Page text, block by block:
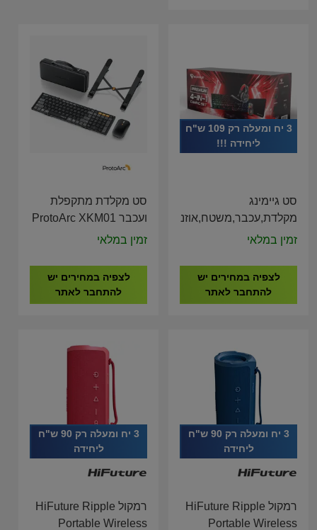
3 יח ומעלה רק 109 ש"ח
ליחידה !!!
סט גיימינג
מקלדת,עכבר,משטח,אוזניות
SCORPIUS 4 IN 1
זמין במלאי
לצפיה במחירים יש
להתחבר לאתר
סט מקלדת מתקפלת
ועכבר ProtoArc XKM01
CaseUp Foldable
Combo
זמין במלאי
לצפיה במחירים יש
להתחבר לאתר
3 יח ומעלה רק 90 ש"ח
ליחידה
רמקול HiFuture Ripple
Portable Wireless
3 יח ומעלה רק 90 ש"ח
ליחידה
רמקול HiFuture Ripple
Portable Wireless